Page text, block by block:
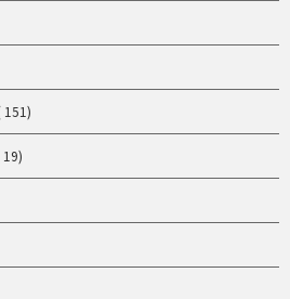
151)
19)